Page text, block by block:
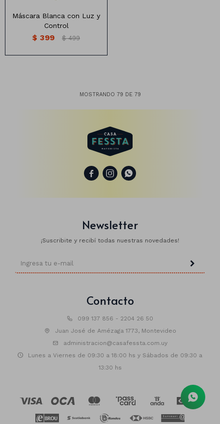
Máscara Blanca con Luz y
Control
$ 399 $ 499
MOSTRANDO 79 DE 79
  
Contacto
099 137 856 - 2204 26 50
Juan José de Amézaga 1773, Montevideo
administracion@casafessta.com.uy
Lunes a Viernes de 09:30 a 18:00 hs y Sábados de 09:30 a
13:30 hs
Newsletter
¡Suscribite y recibí todas nuestras novedades!